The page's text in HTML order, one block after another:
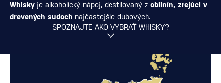
Whisky je alkoholický nápoj, destilovaný z obilnín, zrejúci v
drevených sudoch najčastejšie dubových.
SPOZNAJTE AKO VYBRAŤ WHISKY?